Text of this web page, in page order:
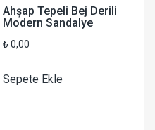
Ahşap Tepeli Bej Derili
Modern Sandalye
₺ 0,00
Sepete Ekle